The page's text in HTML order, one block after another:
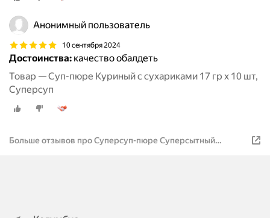
Анонимный пользователь
10 сентября 2024
Достоинства: качество обалдеть
Товар — Суп-пюре Куриный с сухариками 17 гр x 10 шт,
Суперсуп
Больше отзывов про Суперсуп-пюре Суперсытный